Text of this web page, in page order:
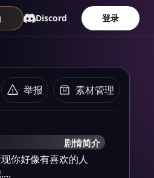
Discord 登录
举报 素材管理
剧情简介
你好像有喜欢的人